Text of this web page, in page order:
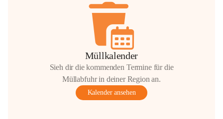
Müllkalender
Sieh dir die kommenden Termine für die
Müllabfuhr in deiner Region an.
Kalender ansehen